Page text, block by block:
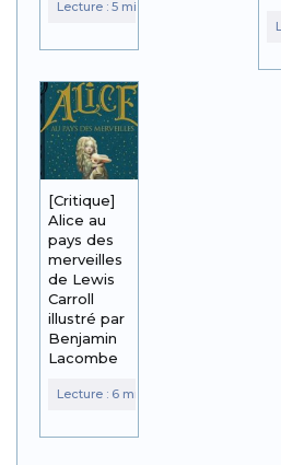
[Critique]
Alice au
pays des
merveilles
de Lewis
Carroll
illustré par
Benjamin
Lacombe